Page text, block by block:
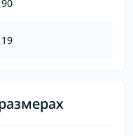
90
19